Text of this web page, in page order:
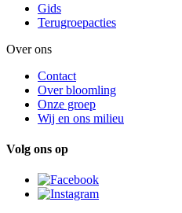
Gids
Terugroepacties
Over ons
Contact
Over bloomling
Onze groep
Wij en ons milieu
Volg ons op